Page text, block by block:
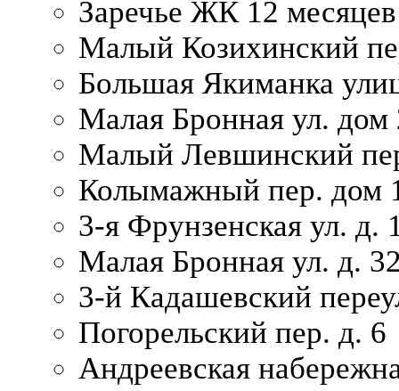
Заречье ЖК 12 месяцев
Малый Козихинский
Большая Якиманка
Малая Бронная ул. дом
Малый Левшинский
Колымажный пер. дом
3-я Фрунзенская ул. д.
Малая Бронная ул. д.
3-й Кадашевский
Погорельский пер. д. 6
Андреевская